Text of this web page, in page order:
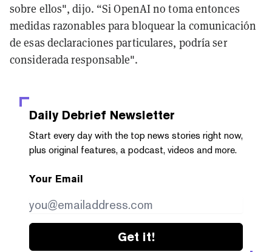
sobre ellos", dijo. “Si OpenAI no toma entonces
medidas razonables para bloquear la comunicación
de esas declaraciones particulares, podría ser
considerada responsable".
Daily Debrief Newsletter
Start every day with the top news stories right now,
plus original features, a podcast, videos and more.
Your Email
Get it!